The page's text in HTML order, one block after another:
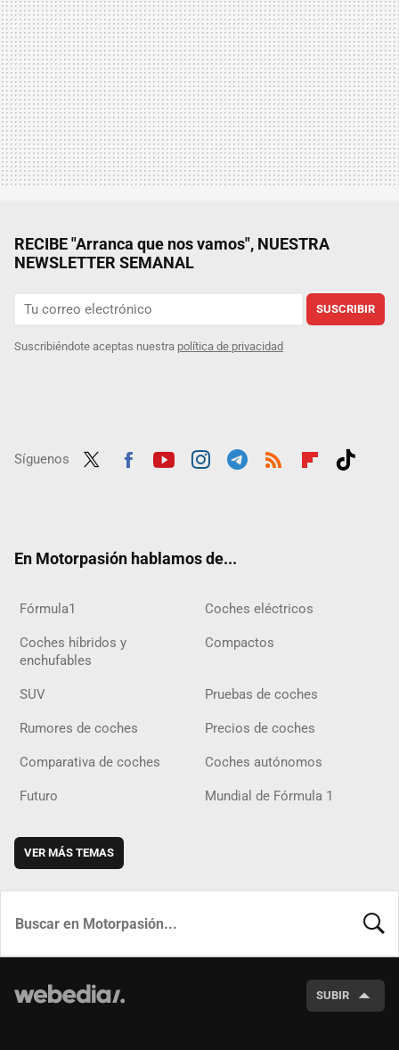
RECIBE "Arranca que nos vamos", NUESTRA
NEWSLETTER SEMANAL
SUSCRIBIR
Suscribiéndote aceptas nuestra política de privacidad
Síguenos
En Motorpasión hablamos de...
Fórmula1 Coches eléctricos
Coches híbridos y
enchufables
Compactos
SUV Pruebas de coches
Rumores de coches Precios de coches
Comparativa de coches Coches autónomos
Futuro Mundial de Fórmula 1
VER MÁS TEMAS
SUBIR